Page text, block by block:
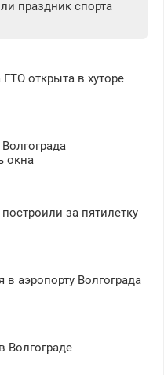
праздник спорта
открыта в хуторе
окна
за пятилетку
аэропорту Волгограда
Волгограде